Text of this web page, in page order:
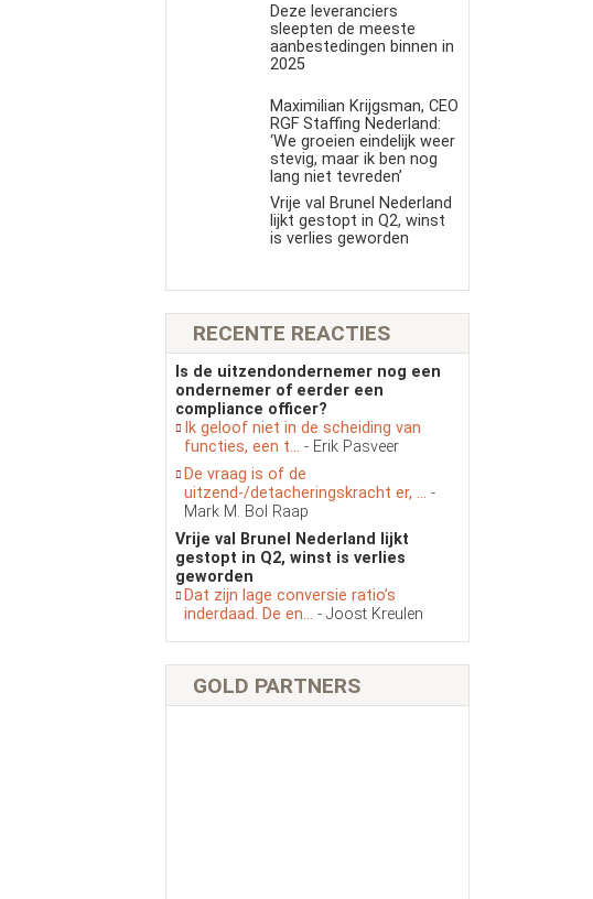
Deze leveranciers
sleepten de meeste
aanbestedingen binnen in
2025
Maximilian Krijgsman, CEO
RGF Staffing Nederland:
‘We groeien eindelijk weer
stevig, maar ik ben nog
lang niet tevreden’
Vrije val Brunel Nederland
lijkt gestopt in Q2, winst
is verlies geworden
RECENTE REACTIES
Is de uitzendondernemer nog een
ondernemer of eerder een
compliance officer?
Ik geloof niet in de scheiding van
functies, een t... - Erik Pasveer
De vraag is of de
uitzend-/detacheringskracht er, ... -
Mark M. Bol Raap
Vrije val Brunel Nederland lijkt
gestopt in Q2, winst is verlies
geworden
Dat zijn lage conversie ratio’s
inderdaad. De en... - Joost Kreulen
GOLD PARTNERS